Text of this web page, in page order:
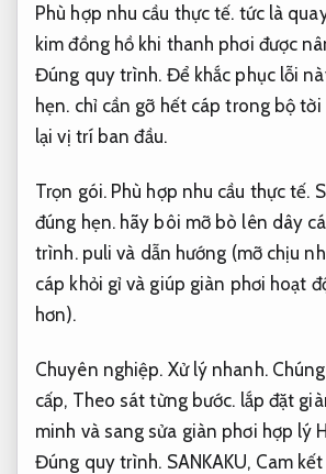
Phù hợp nhu cầu thực tế. tức là
kim đồng hồ khi thanh phơi được
Đúng quy trình. Để khắc phục lỗi
hẹn. chỉ cần gỡ hết cáp trong bộ
lại vị trí ban đầu.
Trọn gói. Phù hợp nhu cầu thực tế.
đúng hẹn.hãy bôi mỡ bò lên dây
trình.puli và dẫn hướng (mỡ chịu
cáp khỏi gỉ và giúp giàn phơi hoạt
hơn).
Chuyên nghiệp. Xử lý nhanh.
cấp, Theo sát từng bước. lắp đặt
minh và sang sửa giàn phơi hợp lý
Đúng quy trình. SANKAKU, Cam